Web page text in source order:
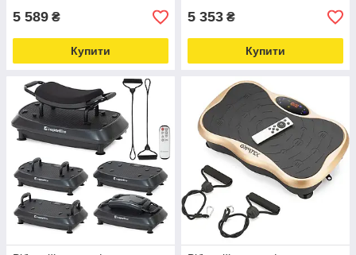
5 589 ₴
Купити
5 353 ₴
Купити